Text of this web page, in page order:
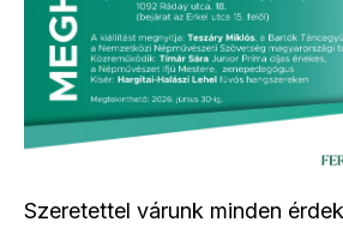
Szeretettel várunk minden